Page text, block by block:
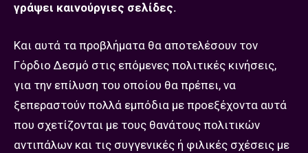
γράψει καινούργιες σελίδες.
Και αυτά τα προβλήματα θα αποτελέσουν τον
Γόρδιο Δεσμό στις επόμενες πολιτικές κινήσεις,
για την επίλυση του οποίου θα πρέπει, να
ξεπεραστούν πολλά εμπόδια με προεξέχοντα αυτά
που σχετίζονται με τους θανάτους πολιτικών
αντιπάλων και τις συγγενικές ή φιλικές σχέσεις με